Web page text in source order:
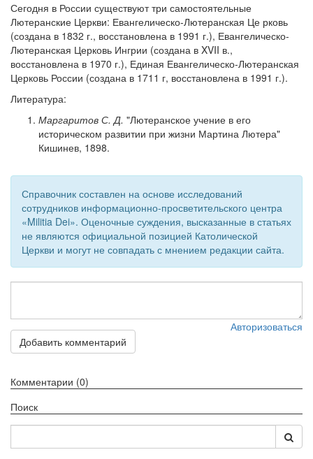
Сегодня в России существуют три самостоятельные
Лютеранские Церкви: Евангелическо-Лютеранская Це рковь
(создана в 1832 г., восстановлена в 1991 г.), Евангелическо-
Лютеранская Церковь Ингрии (создана в XVII в.,
восстановлена в 1970 г.), Единая Евангелическо-Лютеранская
Церковь России (создана в 1711 г, восстановлена в 1991 г.).
Литература:
Маргаритов С. Д. "Лютеранское учение в его
историческом развитии при жизни Мартина Лютера"
Кишинев, 1898.
Справочник составлен на основе исследований
сотрудников информационно-просветительского центра
«Militia Dei». Оценочные суждения, высказанные в статьях
не являются официальной позицией Католической
Церкви и могут не совпадать с мнением редакции сайта.
Авторизоваться
Добавить комментарий
Комментарии (0)
Поиск